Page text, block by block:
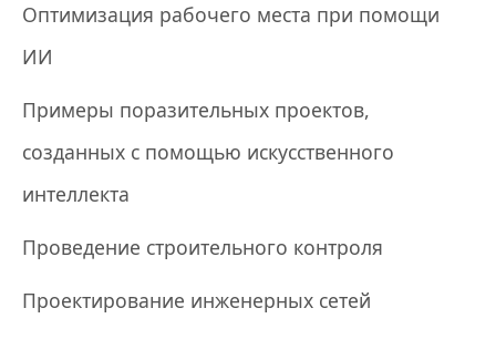
Оптимизация рабочего места при помощи
ИИ
Примеры поразительных проектов,
созданных с помощью искусственного
интеллекта
Проведение строительного контроля
Проектирование инженерных сетей